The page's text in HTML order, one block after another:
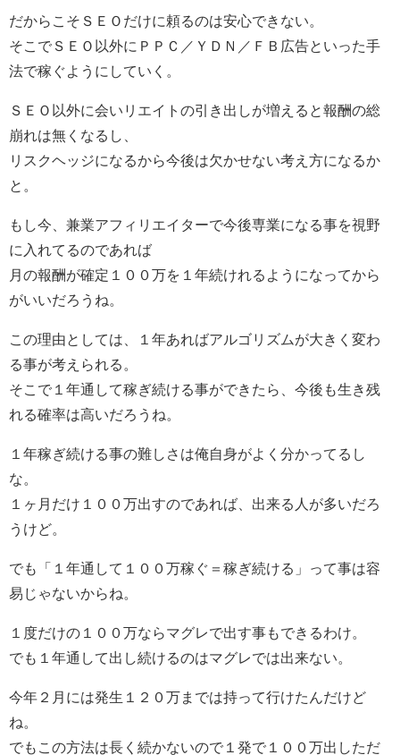
だからこそＳＥＯだけに頼るのは安心できない。
そこでＳＥＯ以外にＰＰＣ／ＹＤＮ／ＦＢ広告といった手
法で稼ぐようにしていく。
ＳＥＯ以外に会いリエイトの引き出しが増えると報酬の総
崩れは無くなるし、
リスクヘッジになるから今後は欠かせない考え方になるか
と。
もし今、兼業アフィリエイターで今後専業になる事を視野
に入れてるのであれば
月の報酬が確定１００万を１年続けれるようになってから
がいいだろうね。
この理由としては、１年あればアルゴリズムが大きく変わ
る事が考えられる。
そこで１年通して稼ぎ続ける事ができたら、今後も生き残
れる確率は高いだろうね。
１年稼ぎ続ける事の難しさは俺自身がよく分かってるし
な。
１ヶ月だけ１００万出すのであれば、出来る人が多いだろ
うけど。
でも「１年通して１００万稼ぐ＝稼ぎ続ける」って事は容
易じゃないからね。
１度だけの１００万ならマグレで出す事もできるわけ。
でも１年通して出し続けるのはマグレでは出来ない。
今年２月には発生１２０万までは持って行けたんだけど
ね。
でもこの方法は長く続かないので１発で１００万出しただ